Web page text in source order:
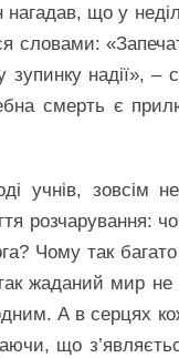
що у
словами:
надії»,
смерть є
учнів,
розчарування:
Чому так
жаданий мир
А в серцях
що